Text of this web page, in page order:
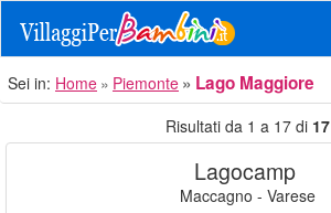
Sei in: Home Piemonte Lago Maggiore
Risultati da 1 a 17 di 17
Lagocamp
Maccagno - Varese